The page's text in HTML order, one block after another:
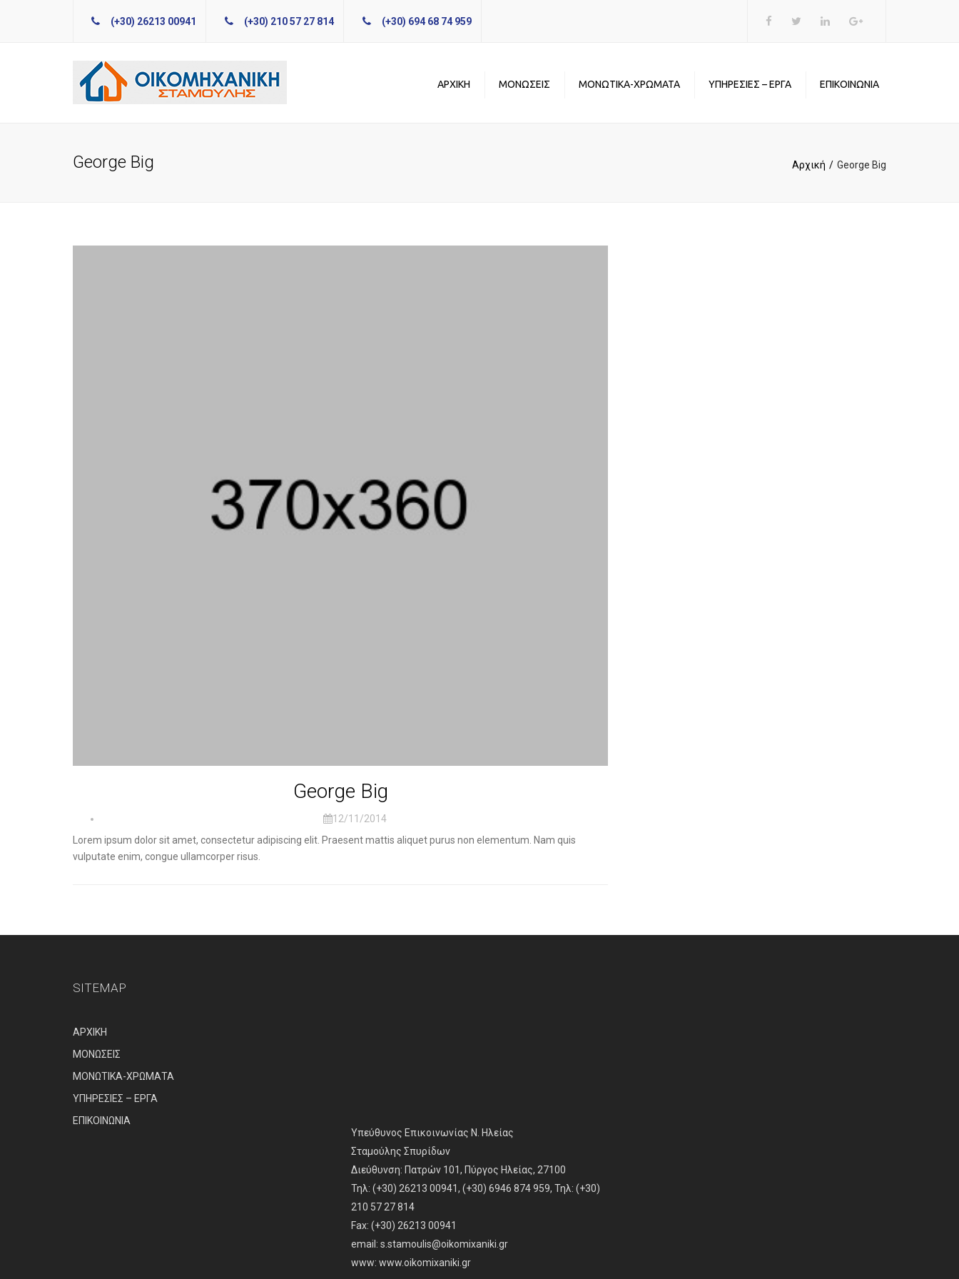
(+30) 26213 00941 (+30) 210 57 27 814 (+30) 694 68 74 959
ΑΡΧΙΚΗ ΜΟΝΩΣΕΙΣ ΜΟΝΩΤΙΚΑ-ΧΡΩΜΑΤΑ ΥΠΗΡΕΣΙΕΣ – ΕΡΓΑ ΕΠΙΚΟΙΝΩΝΙΑ
George Big Αρχική George Big
George Big
12/11/2014
Lorem ipsum dolor sit amet, consectetur adipiscing elit. Praesent mattis aliquet purus non elementum. Nam quis
vulputate enim, congue ullamcorper risus.
SITEMAP
ΑΡΧΙΚΗ
ΜΟΝΩΣΕΙΣ
ΜΟΝΩΤΙΚΑ-ΧΡΩΜΑΤΑ
ΥΠΗΡΕΣΙΕΣ – ΕΡΓΑ
ΕΠΙΚΟΙΝΩΝΙΑ
Υπεύθυνος Επικοινωνίας Ν. Ηλείας
Σταμούλης Σπυρίδων
Διεύθυνση: Πατρών 101, Πύργος Ηλείας, 27100
Τηλ: (+30) 26213 00941, (+30) 6946 874 959, Τηλ: (+30)
210 57 27 814
Fax: (+30) 26213 00941
email: s.stamoulis@oikomixaniki.gr
www: www.oikomixaniki.gr